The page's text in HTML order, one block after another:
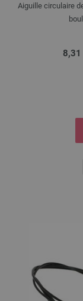
Aiguille circulaire
8,31